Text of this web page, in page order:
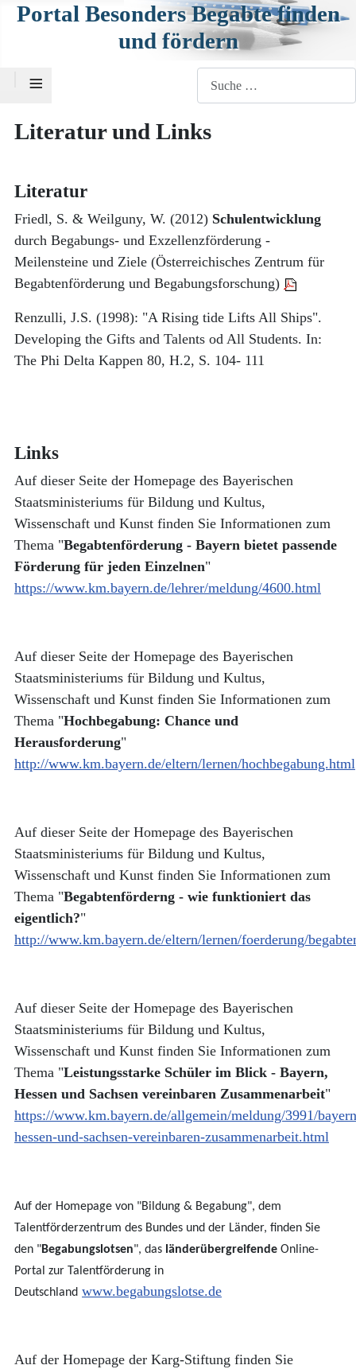
Portal Besonders Begabte finden
und fördern
≡ Suchen
Literatur und Links
Literatur
Friedl, S. & Weilguny, W. (2012) Schulentwicklung
durch Begabungs- und Exzellenzförderung -
Meilensteine und Ziele (Österreichisches Zentrum für
Begabtenförderung und Begabungsforschung)
Renzulli, J.S. (1998): "A Rising tide Lifts All Ships".
Developing the Gifts and Talents od All Students. In:
The Phi Delta Kappen 80, H.2, S. 104- 111
Links
Auf dieser Seite der Homepage des Bayerischen
Staatsministeriums für Bildung und Kultus,
Wissenschaft und Kunst finden Sie Informationen zum
Thema "Begabtenförderung - Bayern bietet passende
Förderung für jeden Einzelnen"
https://www.km.bayern.de/lehrer/meldung/4600.html
Auf dieser Seite der Homepage des Bayerischen
Staatsministeriums für Bildung und Kultus,
Wissenschaft und Kunst finden Sie Informationen zum
Thema "Hochbegabung: Chance und
Herausforderung"
http://www.km.bayern.de/eltern/lernen/hochbegabung.html
Auf dieser Seite der Homepage des Bayerischen
Staatsministeriums für Bildung und Kultus,
Wissenschaft und Kunst finden Sie Informationen zum
Thema "Begabtenförderng - wie funktioniert das
eigentlich?"
http://www.km.bayern.de/eltern/lernen/foerderung/
Auf dieser Seite der Homepage des Bayerischen
Staatsministeriums für Bildung und Kultus,
Wissenschaft und Kunst finden Sie Informationen zum
Thema "Leistungsstarke Schüler im Blick - Bayern,
Hessen und Sachsen vereinbaren Zusammenarbeit"
https://www.km.bayern.de/allgemein/meldung/3991/
hessen-und-sachsen-vereinbaren-zusammenarbeit.html
Auf der Homepage von "Bildung & Begabung", dem
Talentförderzentrum des Bundes und der Länder, finden Sie
den "Begabungslotsen", das länderübergreifende Online-
Portal zur Talentförderung in
Deutschland www.begabungslotse.de
Auf der Homepage der Karg-Stiftung finden Sie